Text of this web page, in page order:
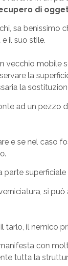
di
sa benissimo
il suo stile.
vecchio mobile
la
la
ad un pezzo
e se nel caso
parte
si può
il nemico
con
tutta la